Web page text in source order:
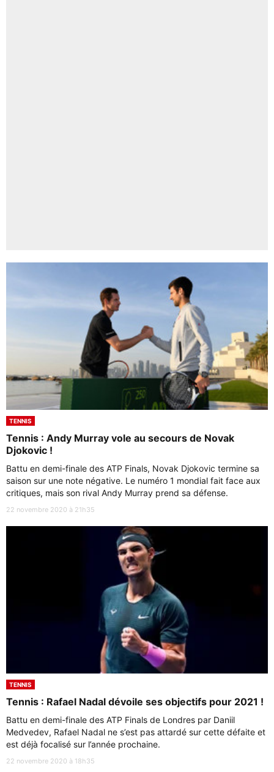
TENNIS
Tennis : Andy Murray vole au secours de Novak
Djokovic !
Battu en demi-finale des ATP Finals, Novak Djokovic termine sa
saison sur une note négative. Le numéro 1 mondial fait face aux
critiques, mais son rival Andy Murray prend sa défense.
22 novembre 2020 à 21h35
TENNIS
Tennis : Rafael Nadal dévoile ses objectifs pour 2021 !
Battu en demi-finale des ATP Finals de Londres par Daniil
Medvedev, Rafael Nadal ne s’est pas attardé sur cette défaite et
est déjà focalisé sur l’année prochaine.
22 novembre 2020 à 18h35